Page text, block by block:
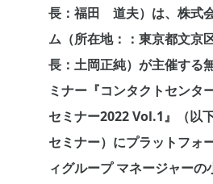
長：福田 道夫）は、株式
ム（所在地：：東京都文京
長：土岡正純）が主催する
ミナー『コンタクトセンタ
セミナー2022 Vol.1』（以
セミナー）にプラットフォ
ィグループ マネージャーの